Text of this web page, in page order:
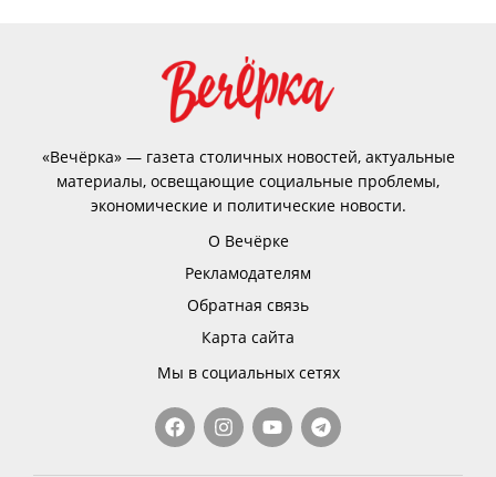
«Вечёрка» — газета столичных новостей, актуальные
материалы, освещающие социальные проблемы,
экономические и политические новости.
О Вечёрке
Рекламодателям
Обратная связь
Карта сайта
Мы в социальных сетях